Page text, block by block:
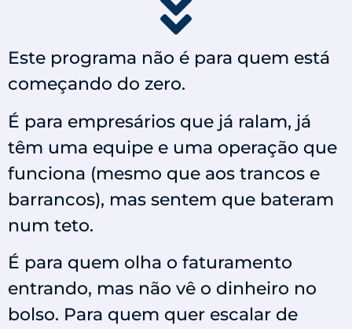
Este programa não é para quem está
começando do zero.
É para empresários que já ralam, já
têm uma equipe e uma operação que
funciona (mesmo que aos trancos e
barrancos), mas sentem que bateram
num teto.
É para quem olha o faturamento
entrando, mas não vê o dinheiro no
bolso. Para quem quer escalar de